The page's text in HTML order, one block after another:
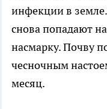
инфекции в
снова попадают
насмарку. Почву
чесночным
месяц.